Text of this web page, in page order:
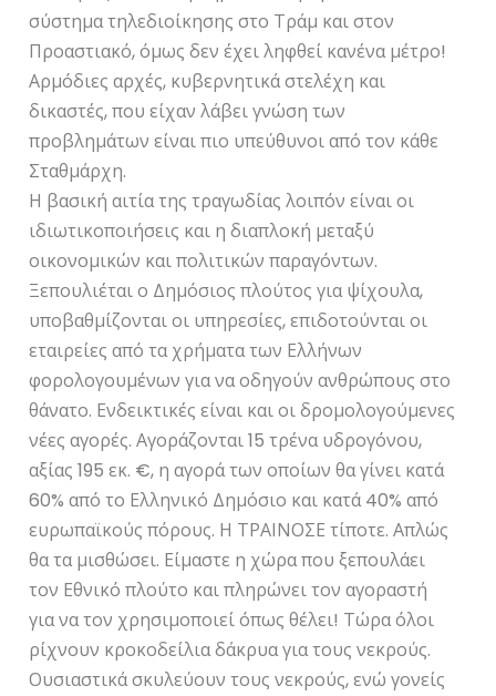
σύστημα τηλεδιοίκησης στο Τράμ και στον
Προαστιακό, όμως δεν έχει ληφθεί κανένα μέτρο!
Αρμόδιες αρχές, κυβερνητικά στελέχη και
δικαστές, που είχαν λάβει γνώση των
προβλημάτων είναι πιο υπεύθυνοι από τον κάθε
Σταθμάρχη.
Η βασική αιτία της τραγωδίας λοιπόν είναι οι
ιδιωτικοποιήσεις και η διαπλοκή μεταξύ
οικονομικών και πολιτικών παραγόντων.
Ξεπουλιέται ο Δημόσιος πλούτος για ψίχουλα,
υποβαθμίζονται οι υπηρεσίες, επιδοτούνται οι
εταιρείες από τα χρήματα των Ελλήνων
φορολογουμένων για να οδηγούν ανθρώπους στο
θάνατο. Ενδεικτικές είναι και οι δρομολογούμενες
νέες αγορές. Αγοράζονται 15 τρένα υδρογόνου,
αξίας 195 εκ. €, η αγορά των οποίων θα γίνει κατά
60% από το Ελληνικό Δημόσιο και κατά 40% από
ευρωπαϊκούς πόρους. Η ΤΡΑΙΝΟΣΕ τίποτε. Απλώς
θα τα μισθώσει. Είμαστε η χώρα που ξεπουλάει
τον Εθνικό πλούτο και πληρώνει τον αγοραστή
για να τον χρησιμοποιεί όπως θέλει! Τώρα όλοι
ρίχνουν κροκοδείλια δάκρυα για τους νεκρούς.
Ουσιαστικά σκυλεύουν τους νεκρούς, ενώ γονείς